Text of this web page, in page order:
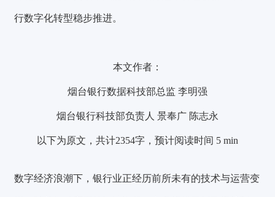
行数字化转型稳步推进。
本文作者：
烟台银行数据科技部总监 李明强
烟台银行科技部负责人 景奉广 陈志永
以下为原文，共计2354字，预计阅读时间 5 min
数字经济浪潮下，银行业正经历前所未有的技术与运营变